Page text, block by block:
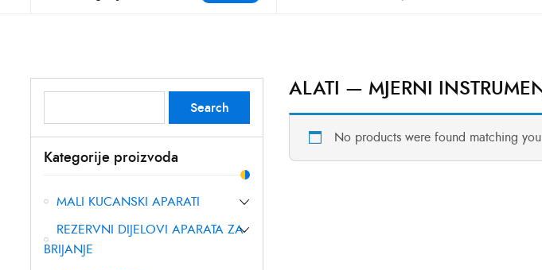
ALATI — MJERNI
No products were found matching
for:
Search
Kategorije proizvoda
MALI KUCANSKI APARATI
REZERVNI DIJELOVI APARATA ZA
BRIJANJE